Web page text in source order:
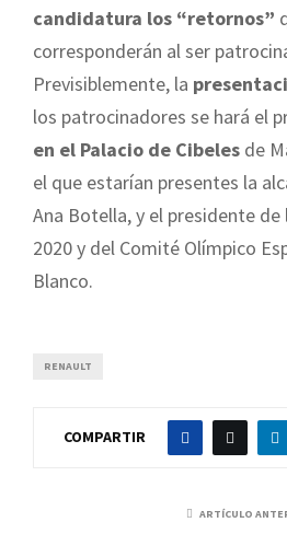
candidatura los “retornos”
corresponderán al ser
Previsiblemente, la
los patrocinadores se hará el
en el Palacio de Cibeles de
el que estarían presentes la
Ana Botella, y el presidente
2020 y del Comité Olímpico
Blanco.
RENAULT
COMPARTIR
ARTÍCULO